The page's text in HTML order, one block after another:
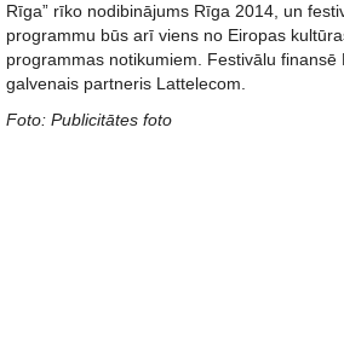
Rīga” rīko nodibinājums Rīga 2014, un
programmu būs arī viens no Eiropas
programmas notikumiem. Festivālu finansē
galvenais partneris Lattelecom.
Foto: Publicitātes foto